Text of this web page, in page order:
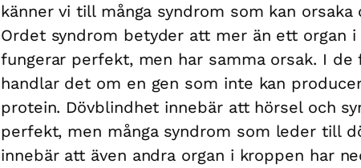
känner vi till många syndrom som kan orsaka
Ordet syndrom betyder att mer än ett organ
fungerar perfekt, men har samma orsak. I de
handlar det om en gen som inte kan
protein. Dövblindhet innebär att hörsel och
perfekt, men många syndrom som leder till
innebär att även andra organ i kroppen har